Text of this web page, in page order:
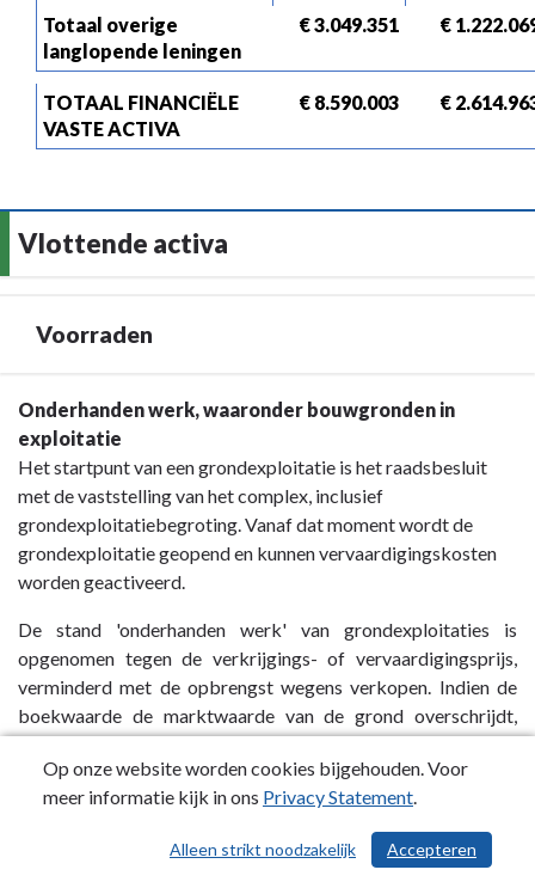
Totaal overige
langlopende leningen
€ 3.049.351 €
TOTAAL FINANCIËLE
VASTE ACTIVA
€ 8.590.003 €
Vlottende activa
Voorraden
Terug
naar
navigatie
Vlottende
activa
Onderhanden werk, waaronder bouwgronden in
exploitatie
Het startpunt van een grondexploitatie is het raadsbesluit
met de vaststelling van het complex, inclusief
grondexploitatiebegroting. Vanaf dat moment wordt de
grondexploitatie geopend en kunnen vervaardigingskosten
worden geactiveerd.
De stand 'onderhanden werk' van grondexploitaties is
opgenomen tegen de verkrijgings- of vervaardigingsprijs,
verminderd met de opbrengst wegens verkopen. Indien de
boekwaarde de marktwaarde van de grond overschrijdt,
wordt een afwaardering naar de lagere marktwaarde
verantwoord en/of wordt een voorziening voor het
verwachte negatieve resultaat getroffen. De
vervaardigingsprijs omvat de aanschafkosten van de
gebruikte grond- en hulpstoffen en de overige kosten
/ 568
Op onze website worden cookies bijgehouden. Voor
meer informatie kijk in ons Privacy Statement.
Accepteren
Alleen strikt noodzakelijk